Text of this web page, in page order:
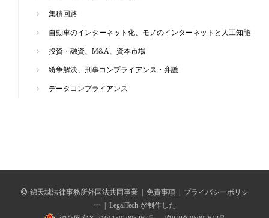
集積回路
自動車のインターネット化、モノのインターネットと人工知能
投資・融資、M&A、資本市場
紛争解決、刑事コンプライアンス・弁護
データコンプライアンス
錦天城法律事務所外国法共同事業 | 免責事項 | プライバシーポリシ
ー | LegalTech が制作した